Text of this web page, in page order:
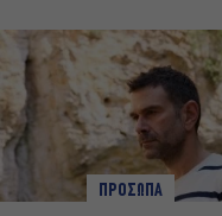
ΠΡΟΣΩΠΑ